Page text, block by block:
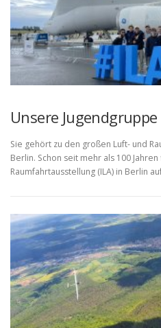
Unsere
Sie gehört zu den großen Luft- und
Berlin. Schon seit mehr als 100
Raumfahrtausstellung (ILA) in Berlin